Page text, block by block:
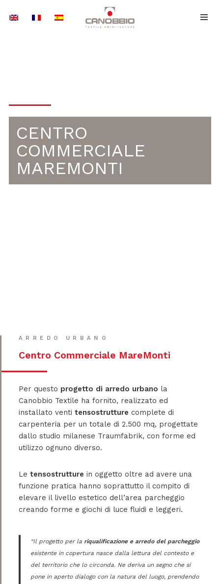
CENTRO
COMMERCIALE
MAREMONTI
ARREDO URBANO
Centro Commerciale MareMonti
Per questo progetto di arredo urbano la
Canobbio Textile ha fornito, realizzato ed
installato venti tensostrutture complete di
carpenteria per un totale di 2.500 mq, progettate
dallo studio milanese Traumfabrik, con forme ed
utilizzo ognuno diverso.
Le tensostrutture in oggetto oltre ad avere una
funzione pratica hanno soprattutto il compito di
elevare il livello estetico dell’area parcheggio
creando forme e giochi di luce fluidi e leggeri.
“Il progetto per la riqualificazione e arredo del parcheggio
esistente in copertura nasce dalla lettura del contesto e
del territorio che lo circonda. Ne deriva un segno che si
pone in aperto dialogo con la natura del luogo, prendendo